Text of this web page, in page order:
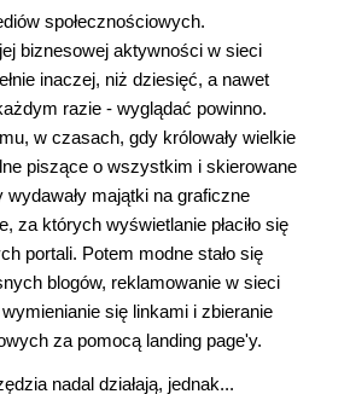
społecznościowych.
biznesowej aktywności w sieci
inaczej, niż dziesięć, a nawet
razie - wyglądać powinno.
w czasach, gdy królowały wielkie
piszące o wszystkim i skierowane
majątki na graficzne
za których wyświetlanie płaciło się
portali. Potem modne stało się
blogów, reklamowanie w sieci
się linkami i zbieranie
za pomocą landing page'y.
nadal działają, jednak...